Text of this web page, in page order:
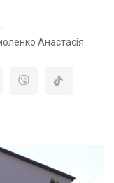
Анастасія